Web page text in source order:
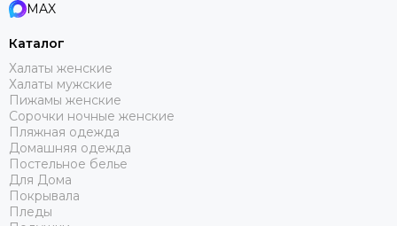
MAX
Каталог
Халаты женские
Халаты мужские
Пижамы женские
Сорочки ночные женские
Пляжная одежда
Домашняя одежда
Постельное белье
Для Дома
Покрывала
Пледы